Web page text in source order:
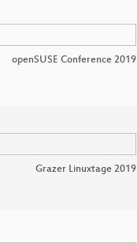
openSUSE Conference 2019
Grazer Linuxtage 2019